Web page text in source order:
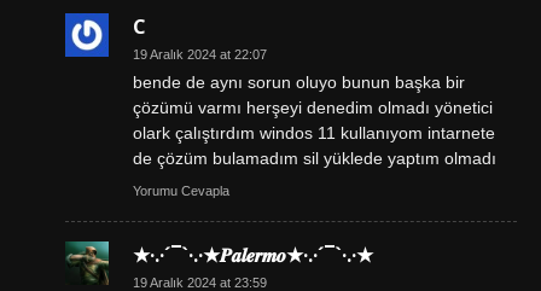
C
19 Aralık 2024 at 22:07
bende de aynı sorun oluyo bunun başka bir
çözümü varmı herşeyi denedim olmadı yönetici
olark çalıştırdım windos 11 kullanıyom intarnete
de çözüm bulamadım sil yüklede yaptım olmadı
Yorumu Cevapla
★·.·´¯`·.·★𝑷𝒂𝒍𝒆𝒓𝒎𝒐★·.·´¯`·.·★
19 Aralık 2024 at 23:59